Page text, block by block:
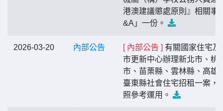
港澳建議懲處原則』相關事
&A」一份。
2026-03-20 內部公告 [ 內部公告 ] 有關國家住宅及
市更新中心辦理新北市、桃
市、苗栗縣、雲林縣、高雄
臺東縣社會住宅招租一案，
照參考運用。